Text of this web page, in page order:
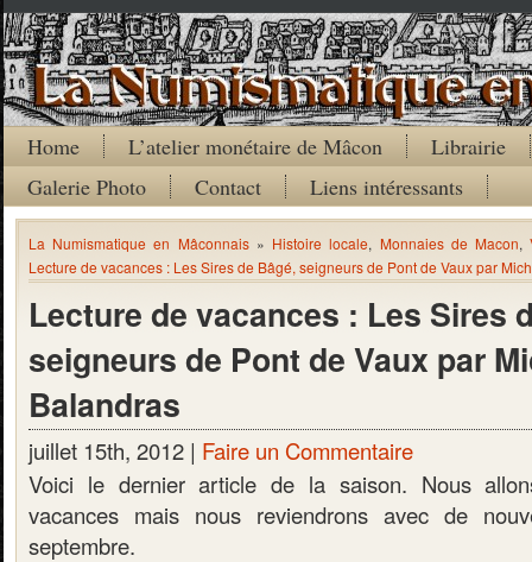
Home L’atelier monétaire de Mâcon
Librairie
Galerie Photo
Contact Liens intéressants
La Numismatique en Mâconnais» Histoire locale, Monnaies de Macon,
Lecture de vacances : Les Sires de Bâgé, seigneurs de Pont de Vaux par
Lecture de vacances : Les Sires
seigneurs de Pont de Vaux par
Balandras
juillet 15th, 2012 | Faire un Commentaire
Voici le dernier article de la saison. Nous
vacances mais nous reviendrons avec de
septembre.